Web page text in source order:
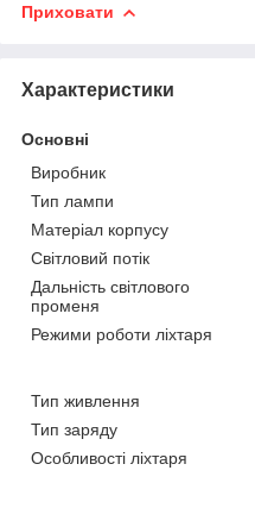
Приховати
Характеристики
Основні
Виробник
Тип лампи
Матеріал корпусу
Світловий потік
Дальність світлового
променя
Режими роботи ліхтаря
Тип живлення
Тип заряду
Особливості ліхтаря